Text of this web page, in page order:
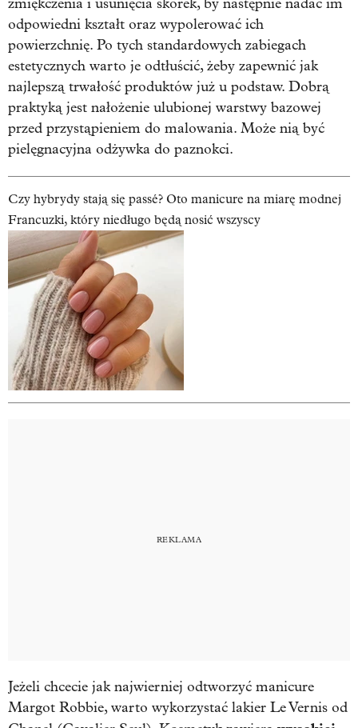
zmiękczenia i usunięcia skórek, by następnie nadać im
odpowiedni kształt oraz wypolerować ich
powierzchnię. Po tych standardowych zabiegach
estetycznych warto je odtłuścić, żeby zapewnić jak
najlepszą trwałość produktów już u podstaw. Dobrą
praktyką jest nałożenie ulubionej warstwy bazowej
przed przystąpieniem do malowania. Może nią być
pielęgnacyjna odżywka do paznokci.
Czy hybrydy stają się passé? Oto manicure na miarę modnej
Francuzki, który niedługo będą nosić wszyscy
Jeżeli chcecie jak najwierniej odtworzyć manicure
Margot Robbie, warto wykorzystać lakier Le Vernis od